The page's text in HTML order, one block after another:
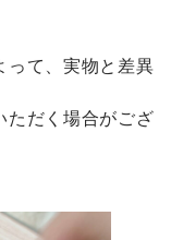
って、実物と差異
ただく場合がござ